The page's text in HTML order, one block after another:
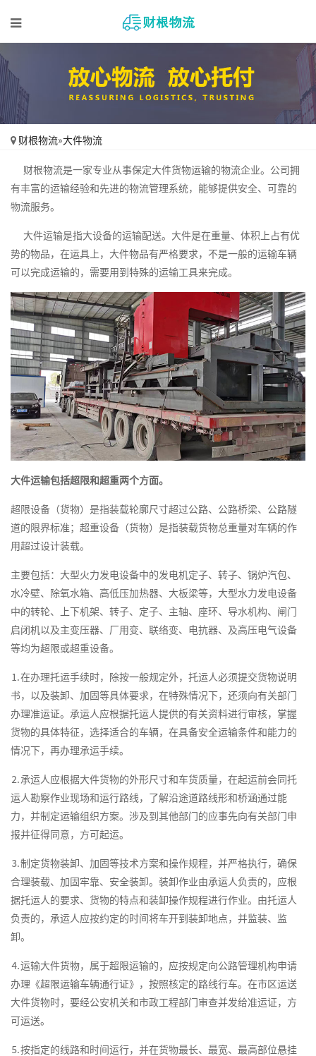
财根物流»大件物流
财根物流是一家专业从事保定大件货物运输的物流企业。公司拥
有丰富的运输经验和先进的物流管理系统，能够提供安全、可靠的
物流服务。
大件运输是指大设备的运输配送。大件是在重量、体积上占有优
势的物品，在运具上，大件物品有严格要求，不是一般的运输车辆
可以完成运输的，需要用到特殊的运输工具来完成。
大件运输包括超限和超重两个方面。
超限设备（货物）是指装载轮廓尺寸超过公路、公路桥梁、公路隧
道的限界标准；超重设备（货物）是指装载货物总重量对车辆的作
用超过设计装载。
主要包括：大型火力发电设备中的发电机定子、转子、锅炉汽包、
水冷壁、除氧水箱、高低压加热器、大板梁等，大型水力发电设备
中的转轮、上下机架、转子、定子、主轴、座环、导水机构、闸门
启闭机以及主变压器、厂用变、联络变、电抗器、及高压电气设备
等均为超限或超重设备。
⒈在办理托运手续时，除按一般规定外，托运人必须提交货物说明
书，以及装卸、加固等具体要求，在特殊情况下，还须向有关部门
办理准运证。承运人应根据托运人提供的有关资料进行审核，掌握
货物的具体特征，选择适合的车辆，在具备安全运输条件和能力的
情况下，再办理承运手续。
⒉承运人应根据大件货物的外形尺寸和车货质量，在起运前会同托
运人勘察作业现场和运行路线，了解沿途道路线形和桥涵通过能
力，并制定运输组织方案。涉及到其他部门的应事先向有关部门申
报并征得同意，方可起运。
⒊制定货物装卸、加固等技术方案和操作规程，并严格执行，确保
合理装载、加固牢靠、安全装卸。装卸作业由承运人负责的，应根
据托运人的要求、货物的特点和装卸操作规程进行作业。由托运人
负责的，承运人应按约定的时间将车开到装卸地点，并监装、监
卸。
⒋运输大件货物，属于超限运输的，应按规定向公路管理机构申请
办理《超限运输车辆通行证》，按照核定的路线行车。在市区运送
大件货物时，要经公安机关和市政工程部门审查并发给准运证，方
可运送。
⒌按指定的线路和时间运行，并在货物最长、最宽、最高部位悬挂